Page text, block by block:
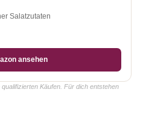
Salatzutaten
ansehen
Käufen. Für dich entstehen